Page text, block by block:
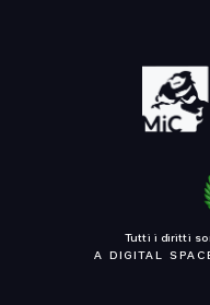
Tutti i diritti
A DIGITAL